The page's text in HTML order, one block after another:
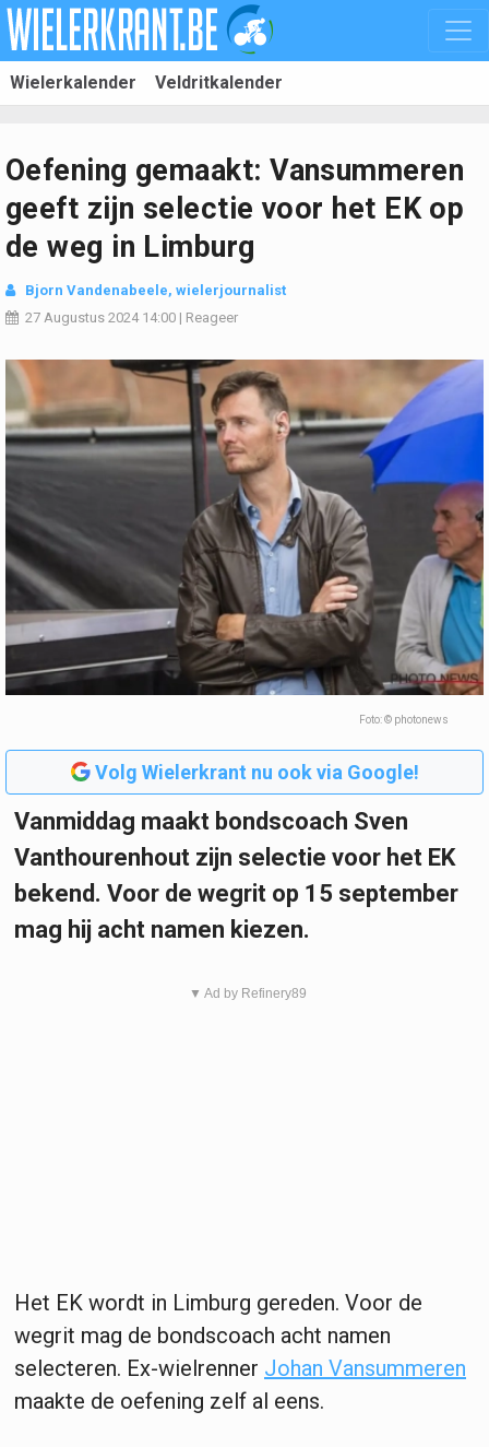
Wielerkalender Veldritkalender
Oefening gemaakt: Vansummeren
geeft zijn selectie voor het EK op
de weg in Limburg
Bjorn Vandenabeele, wielerjournalist
27 Augustus 202414:00 | Reageer
Foto: © photonews
Volg Wielerkrant nu ook via Google!
Vanmiddag maakt bondscoach Sven
Vanthourenhout zijn selectie voor het EK
bekend. Voor de wegrit op 15 september
mag hij acht namen kiezen.
▼ Ad by Refinery89
Het EK wordt in Limburg gereden. Voor de
wegrit mag de bondscoach acht namen
selecteren. Ex-wielrenner Johan Vansummeren
maakte de oefening zelf al eens.